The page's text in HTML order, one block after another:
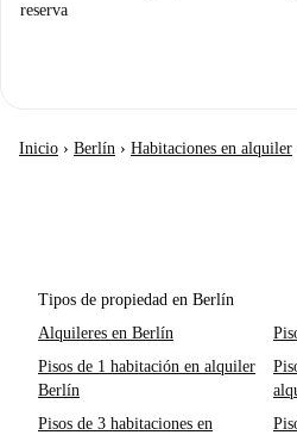
reserva
Inicio › Berlín › Habitaciones en alquiler
Tipos de propiedad en Berlín
Alquileres en Berlín
Pisos de 1 habitación en alquiler
Berlín
Pisos de 3 habitaciones en